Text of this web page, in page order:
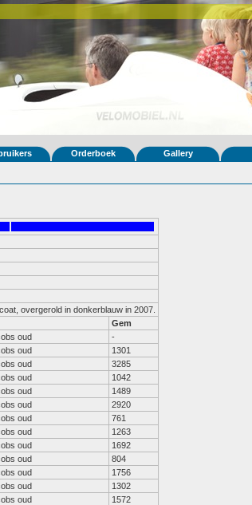
Orderboek Gallery
overgerold in donkerblauw in 2007.
Gem
oud
-
oud
1301
oud
3285
oud
1042
oud
1489
oud
2920
oud
761
oud
1263
oud
1692
oud
804
oud
1756
oud
1302
oud
1572